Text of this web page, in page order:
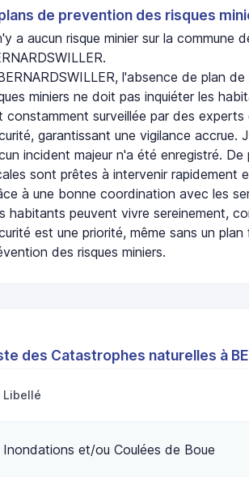
de prevention des risques
a aucun risque minier sur la commune
l'absence de plan
miniers ne doit pas inquiéter les
constamment surveillée par des
garantissant une vigilance accrue.
incident majeur n'a été enregistré. De
sont prêtes à intervenir rapidement
à une bonne coordination avec les
habitants peuvent vivre sereinement,
est une priorité, même sans un plan
des risques miniers.
des Catastrophes naturelles à
Libellé
Inondations et/ou Coulées de Boue